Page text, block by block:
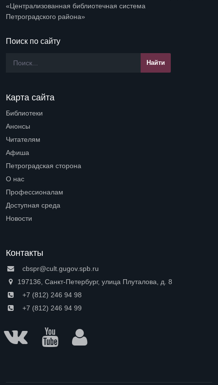
«Централизованная библиотечная система
Петроградского района»
Поиск по сайту
Карта сайта
Библиотеки
Анонсы
Читателям
Афиша
Петроградская сторона
О нас
Профессионалам
Доступная среда
Новости
Контакты
cbspr@cult.gugov.spb.ru
197136, Санкт-Петербург, улица Плуталова, д. 8
+7 (812) 246 94 98
+7 (812) 246 94 99